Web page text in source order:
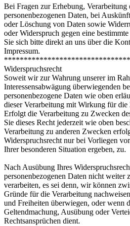
Bei Fragen zur Erhebung,
personenbezogenen Daten, bei
oder Löschung von Daten sowie
oder Widerspruch gegen eine
Sie sich bitte direkt an uns über die
Impressum.
Widerspruchsrecht
Soweit wir zur Wahrung unserer im
Interessensabwägung überwiegenden
personenbezogene Daten wie oben
dieser Verarbeitung mit Wirkung für
Erfolgt die Verarbeitung zu Zwecken
Sie dieses Recht jederzeit wie oben
Verarbeitung zu anderen Zwecken
Widerspruchsrecht nur bei Vorliegen
Ihrer besonderen Situation ergeben, zu.
Nach Ausübung Ihres
personenbezogenen Daten nicht weiter
verarbeiten, es sei denn, wir können
Gründe für die Verarbeitung
und Freiheiten überwiegen, oder wenn
Geltendmachung, Ausübung oder
Rechtsansprüchen dient.